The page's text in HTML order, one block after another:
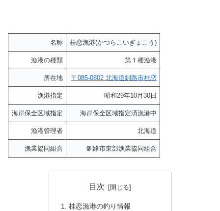
名称 桂恋漁港(かつらこいぎょこう)
漁港の種類 第１種漁港
所在地 〒085-0802 北海道釧路市桂恋
漁港指定 昭和29年10月30日
海岸保全区域指定 海岸保全区域指定済漁港中
漁港管理者 北海道
漁業協同組合 釧路市東部漁業協同組合
目次
桂恋漁港の釣り情報